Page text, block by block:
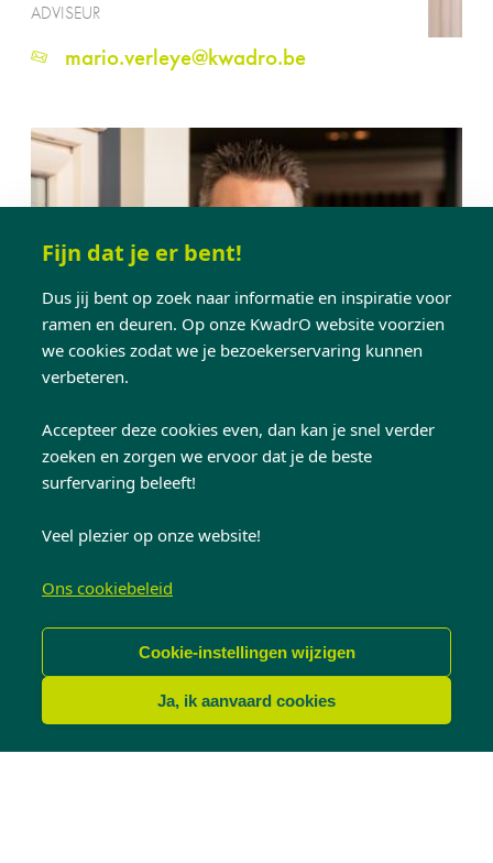
Fijn dat je er bent!
Dus jij bent op zoek naar informatie en inspiratie voor
ramen en deuren. Op onze KwadrO website voorzien
we cookies zodat we je bezoekerservaring kunnen
verbeteren.
Accepteer deze cookies even, dan kan je snel verder
zoeken en zorgen we ervoor dat je de beste
surfervaring beleeft!
Veel plezier op onze website!
Ons cookiebeleid
Cookie-instellingen wijzigen
Ja, ik aanvaard cookies
ADVISEUR
mario.verleye@kwadro.be
KENNY WELLENS
kenny.wellens@kwadro.be